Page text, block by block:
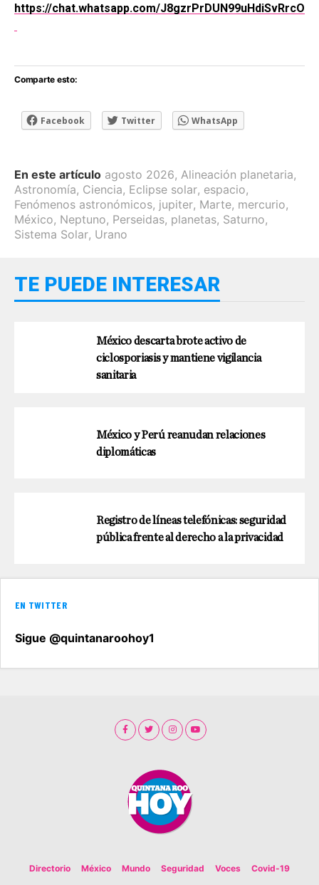
https://chat.whatsapp.com/J8gzrPrDUN99uHdiSvRrcO
Comparte esto:
Facebook Twitter WhatsApp
En este artículo agosto 2026, Alineación planetaria,
Astronomía, Ciencia, Eclipse solar, espacio,
Fenómenos astronómicos, jupiter, Marte, mercurio,
México, Neptuno, Perseidas, planetas, Saturno,
Sistema Solar, Urano
TE PUEDE INTERESAR
México descarta brote activo de
ciclosporiasis y mantiene vigilancia
sanitaria
México y Perú reanudan relaciones
diplomáticas
Registro de líneas telefónicas: seguridad
pública frente al derecho a la privacidad
EN TWITTER
Sigue @quintanaroohoy1
Directorio México Mundo Seguridad Voces Covid-19